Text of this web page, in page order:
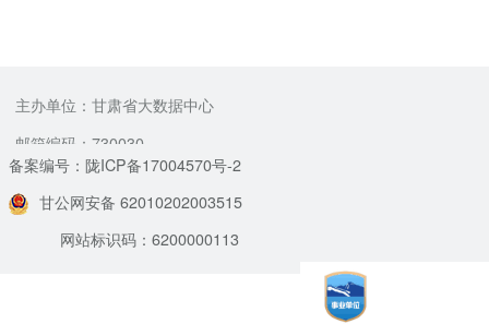
主办单位：甘肃省大数据中心
邮箱编码：730030
备案编号：陇ICP备17004570号-2
甘公网安备 62010202003515
网站标识码：6200000113